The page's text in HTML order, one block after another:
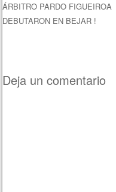
Navegación
ÁRBITRO PARDO FIGUEIROA
DEBUTARON EN BEJAR !
Deja un comentario